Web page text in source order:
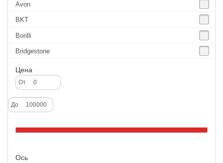
Avon
BKT
Borilli
Bridgestone
Continental
CST
Deestone
Dunlop
Excel
GoldenTyre
Цена
От
До
Ось